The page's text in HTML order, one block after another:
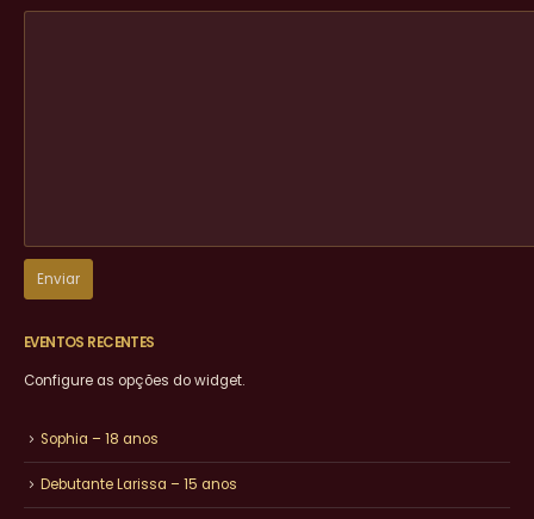
EVENTOS RECENTES
Configure as opções do widget.
Sophia – 18 anos
Debutante Larissa – 15 anos